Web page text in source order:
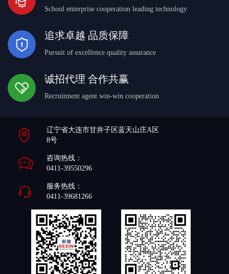
School enterprise cooperation leading technology
追求卓越 品质保障
Pursuit of excellence quality assurance
诚招代理 合作共赢
Recruitment agent win-win cooperation
辽宁省大连市甘井子区蓝天山庄A区
8号
咨询热线：
0411-39550296
服务热线：
0411-39681266